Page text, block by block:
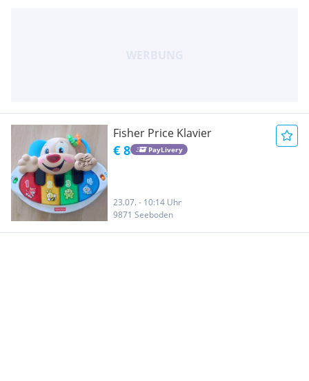
Fisher Price Klavier
€ 8 PayLivery
23.07. - 10:14 Uhr
9871 Seeboden